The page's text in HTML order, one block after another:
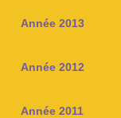
Année 2013
Année 2012
Année 2011